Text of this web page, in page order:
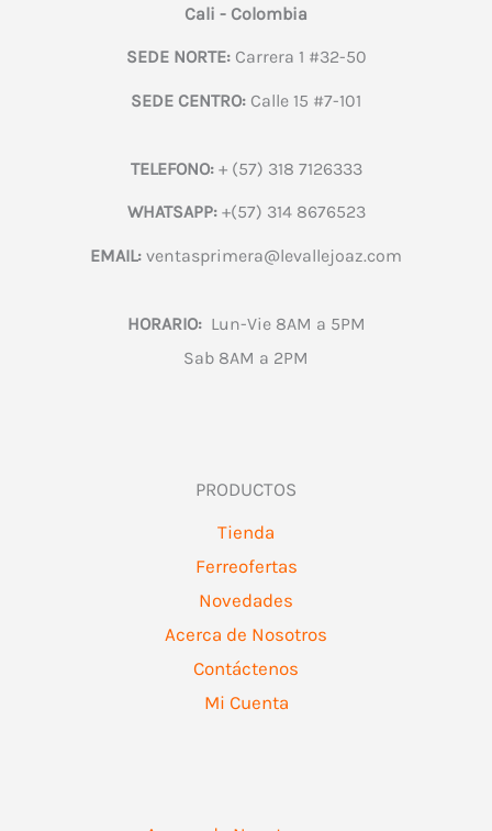
Cali - Colombia
SEDE NORTE:Carrera 1 #32-50
SEDE CENTRO: Calle 15 #7-101
TELEFONO:+ (57) 318 7126333
WHATSAPP:+(57) 314 8676523
EMAIL: ventasprimera@levallejoaz.com
HORARIO:Lun-Vie 8AM a 5PM
Sab 8AM a 2PM
PRODUCTOS
Tienda
Ferreofertas
Novedades
Acerca de Nosotros
Contáctenos
Mi Cuenta